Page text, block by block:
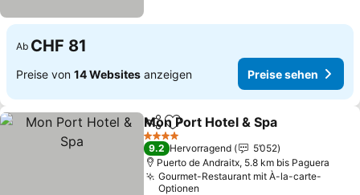
Ab CHF 81
Preise von 14 Websites anzeigen Preise sehen
TeilenZu Favoriten hinzufügen
Mon Port Hotel & Spa
4 Sterne
9.2 Hervorragend
5’052
Puerto de Andraitx, 5.8 km bis Paguera
Gourmet-Restaurant mit À-la-carte-
Optionen